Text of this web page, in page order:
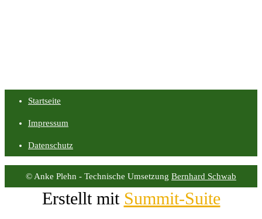
Startseite
Impressum
Datenschutz
© Anke Plehn - Technische Umsetzung Bernhard Schwab
Erstellt mit Summit-Suite